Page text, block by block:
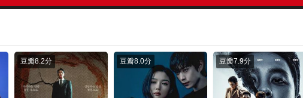
豆瓣8.2分 豆瓣8.0分 豆瓣7.9分